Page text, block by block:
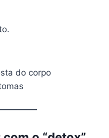
do corpo